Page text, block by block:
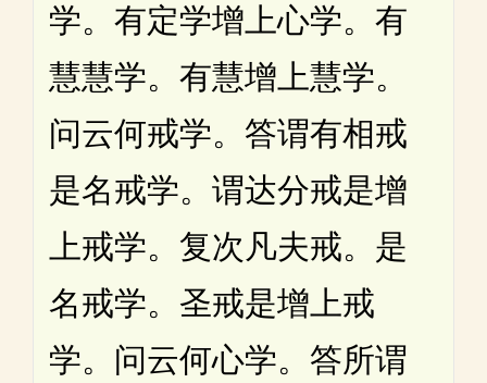
学。有定学增上心学。有
慧慧学。有慧增上慧学。
问云何戒学。答谓有相戒
是名戒学。谓达分戒是增
上戒学。复次凡夫戒。是
名戒学。圣戒是增上戒
学。问云何心学。答所谓